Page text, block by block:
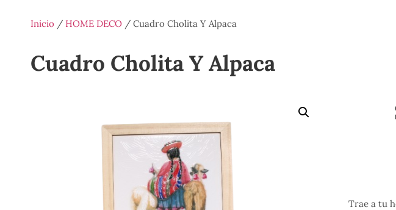
Inicio / HOME DECO / Cuadro Cholita Y Alpaca
Cuadro Cholita Y Alpaca
Trae a tu